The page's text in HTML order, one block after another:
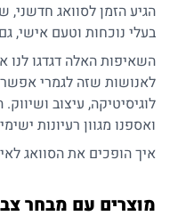
הגיע הזמן לסוואג חדשני,
בעלי נוכחות וטעם אישי,
השאיפות האלה דגדגו
לאנושות שזה לגמרי
לוגיסיטיקה, עיצוב
ואספנו מגוון רעיונות
איך הופכים את הסוואג
מוצרים עם מבחר